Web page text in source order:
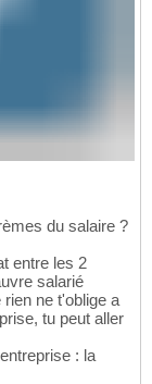
du salaire ?
entre les 2
salarié
ne t'oblige a
tu peut aller
: la